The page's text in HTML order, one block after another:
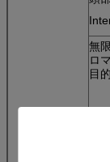
無
ロ
目的